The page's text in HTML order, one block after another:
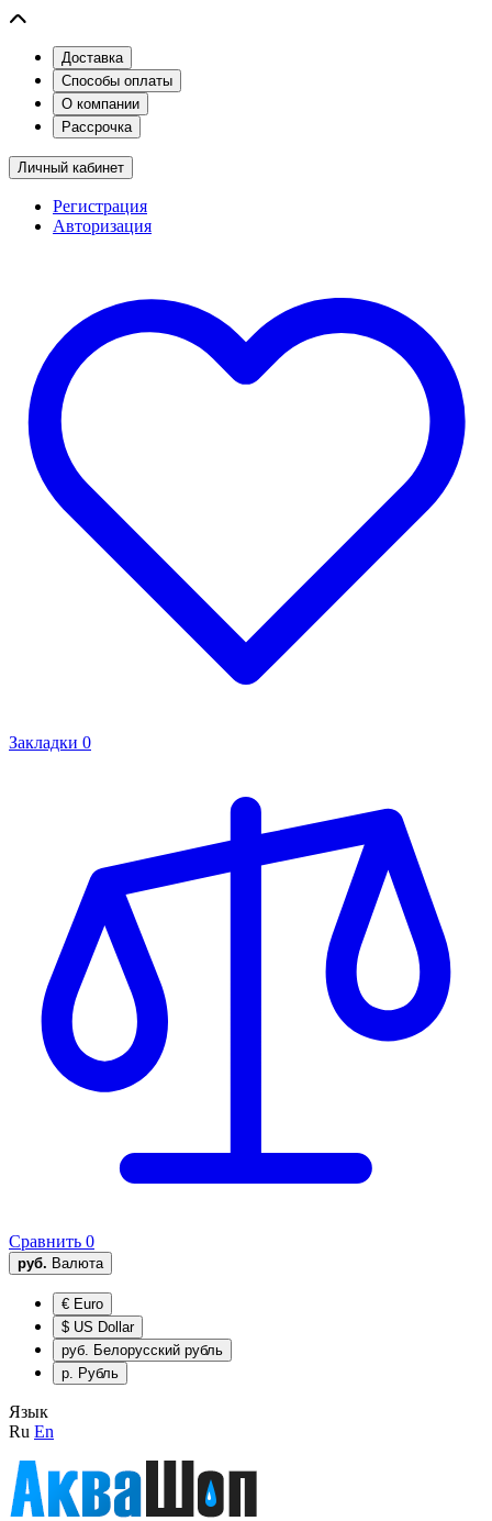
Доставка
Способы оплаты
О компании
Рассрочка
Личный кабинет
Регистрация
Авторизация
Закладки 0
Сравнить 0
руб. Валюта
€ Euro
$ US Dollar
руб. Белорусский рубль
р. Рубль
Язык
Ru En